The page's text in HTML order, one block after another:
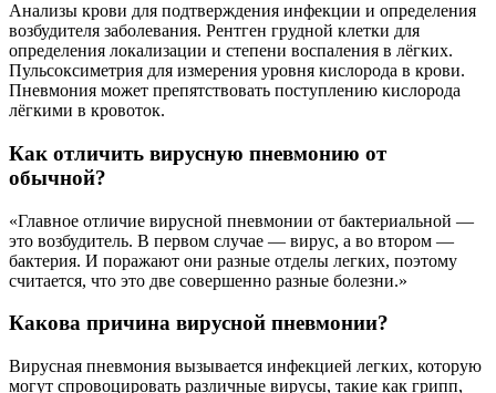
Анализы крови для подтверждения инфекции и определения
возбудителя заболевания. Рентген грудной клетки для
определения локализации и степени воспаления в лёгких.
Пульсоксиметрия для измерения уровня кислорода в крови.
Пневмония может препятствовать поступлению кислорода
лёгкими в кровоток.
Как отличить вирусную пневмонию от
обычной?
«Главное отличие вирусной пневмонии от бактериальной —
это возбудитель. В первом случае — вирус, а во втором —
бактерия. И поражают они разные отделы легких, поэтому
считается, что это две совершенно разные болезни.»
Какова причина вирусной пневмонии?
Вирусная пневмония вызывается инфекцией легких, которую
могут спровоцировать различные вирусы, такие как грипп,